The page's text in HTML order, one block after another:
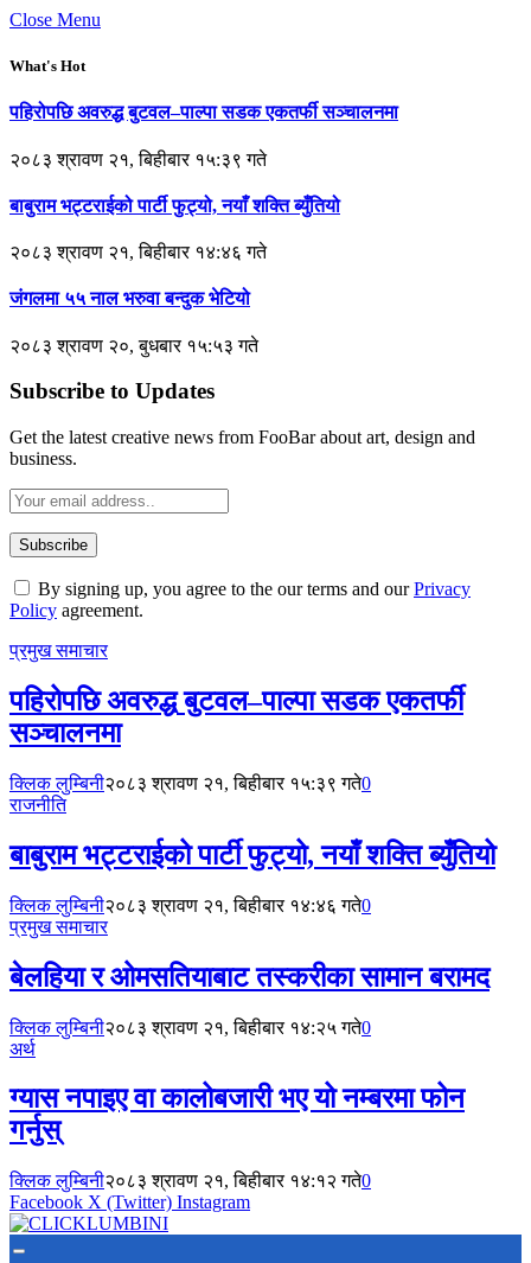
Close Menu
What's Hot
पहिरोपछि अवरुद्ध बुटवल–पाल्पा सडक एकतर्फी सञ्चालनमा
२०८३ श्रावण २१, बिहीबार १५:३९ गते
बाबुराम भट्टराईको पार्टी फुट्यो, नयाँ शक्ति ब्युँतियो
२०८३ श्रावण २१, बिहीबार १४:४६ गते
जंगलमा ५५ नाल भरुवा बन्दुक भेटियो
२०८३ श्रावण २०, बुधबार १५:५३ गते
Subscribe to Updates
Get the latest creative news from FooBar about art, design and
business.
By signing up, you agree to the our terms and ourPrivacy
Policy agreement.
प्रमुख समाचार
पहिरोपछि अवरुद्ध बुटवल–पाल्पा सडक एकतर्फी
सञ्चालनमा
क्लिक लुम्बिनी२०८३ श्रावण २१, बिहीबार १५:३९ गते0
राजनीति
बाबुराम भट्टराईको पार्टी फुट्यो, नयाँ शक्ति ब्युँतियो
क्लिक लुम्बिनी२०८३ श्रावण २१, बिहीबार १४:४६ गते0
प्रमुख समाचार
बेलहिया र ओमसतियाबाट तस्करीका सामान बरामद
क्लिक लुम्बिनी२०८३ श्रावण २१, बिहीबार १४:२५ गते0
अर्थ
ग्यास नपाइए वा कालोबजारी भए यो नम्बरमा फोन
गर्नुस्
क्लिक लुम्बिनी२०८३ श्रावण २१, बिहीबार १४:१२ गते0
Facebook X (Twitter) Instagram